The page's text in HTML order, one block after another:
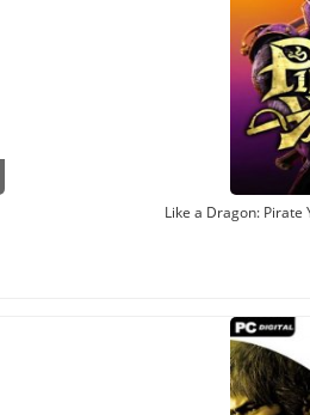
Like a Dragon: Pirate